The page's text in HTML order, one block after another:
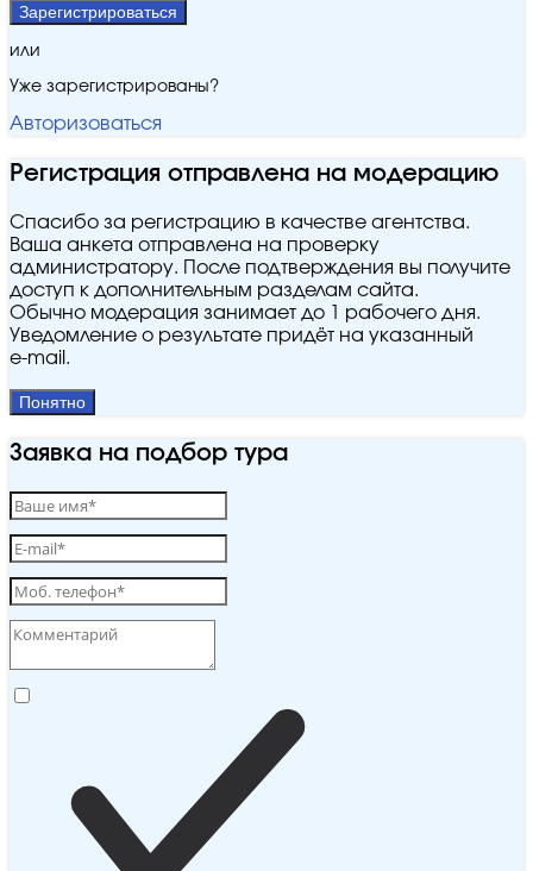
Зарегистрироваться
или
Уже зарегистрированы?
Авторизоваться
Регистрация отправлена на модерацию
Спасибо за регистрацию в качестве агентства.
Ваша анкета отправлена на проверку
администратору. После подтверждения вы получите
доступ к дополнительным разделам сайта.
Обычно модерация занимает до 1 рабочего дня.
Уведомление о результате придёт на указанный
e‑mail.
Понятно
Заявка на подбор тура